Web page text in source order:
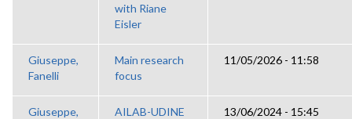
with Riane
Eisler
Giuseppe,
Fanelli
Main research
focus
11/05/2026 - 11:58
Giuseppe,
AILAB-UDINE 13/06/2024 - 15:45